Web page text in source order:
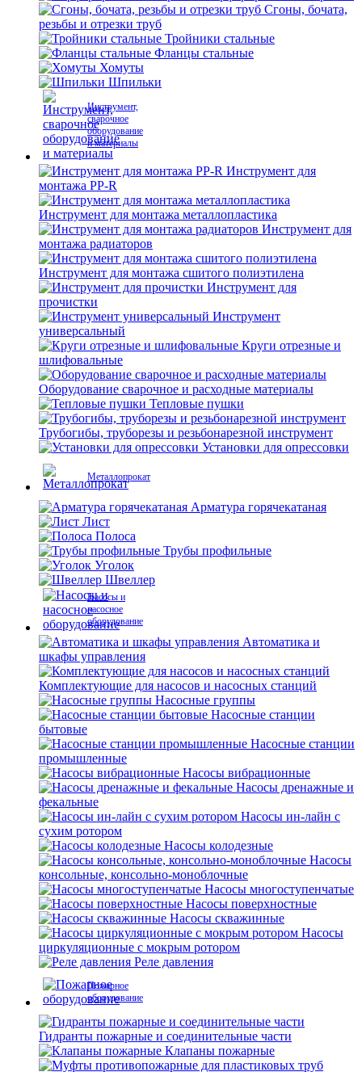
Сгоны, бочата,
резьбы и отрезки труб
Тройники стальные
Фланцы стальные
Хомуты
Шпильки
Инструмент,
сварочное
оборудование
и материалы
Инструмент для
монтажа PP-R
Инструмент для монтажа металлопластика
Инструмент для
монтажа радиаторов
Инструмент для монтажа сшитого полиэтилена
Инструмент для
прочистки
Инструмент
универсальный
Круги отрезные и
шлифовальные
Оборудование сварочное и расходные материалы
Тепловые пушки
Трубогибы, труборезы и резьбонарезной инструмент
Установки для опрессовки
Металлопрокат
Арматура горячекатаная
Лист
Полоса
Трубы профильные
Уголок
Швеллер
Насосы и
насосное
оборудование
Автоматика и
шкафы управления
Комплектующие для насосов и насосных станций
Насосные группы
Насосные станции
бытовые
Насосные станции
промышленные
Насосы вибрационные
Насосы дренажные и
фекальные
Насосы ин-лайн с
сухим ротором
Насосы колодезные
Насосы
консольные, консольно-моноблочные
Насосы многоступенчатые
Насосы поверхностные
Насосы скважинные
Насосы
циркуляционные с мокрым ротором
Реле давления
Пожарное
оборудование
Гидранты пожарные и соединительные части
Клапаны пожарные